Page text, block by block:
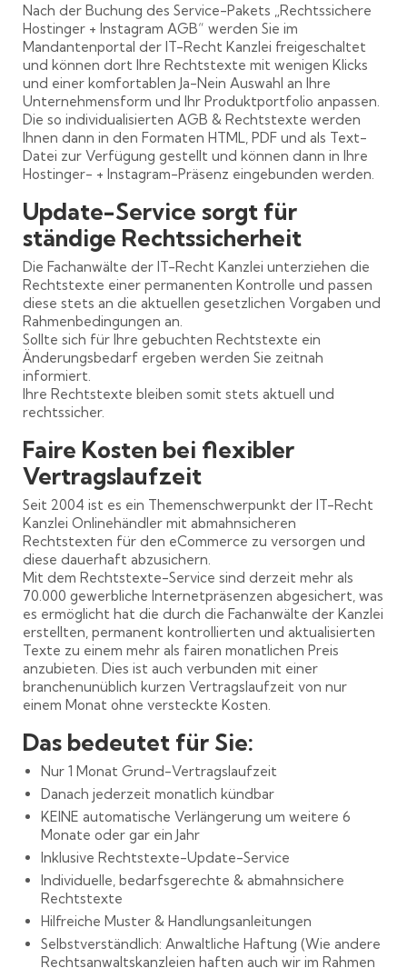
Nach der Buchung des Service-Pakets „Rechtssichere
Hostinger + Instagram AGB“ werden Sie im
Mandantenportal der IT-Recht Kanzlei freigeschaltet
und können dort Ihre Rechtstexte mit wenigen Klicks
und einer komfortablen Ja-Nein Auswahl an Ihre
Unternehmensform und Ihr Produktportfolio anpassen.
Die so individualisierten AGB & Rechtstexte werden
Ihnen dann in den Formaten HTML, PDF und als Text-
Datei zur Verfügung gestellt und können dann in Ihre
Hostinger- + Instagram-Präsenz eingebunden werden.
Update-Service sorgt für
ständige Rechtssicherheit
Die Fachanwälte der IT-Recht Kanzlei unterziehen die
Rechtstexte einer permanenten Kontrolle und passen
diese stets an die aktuellen gesetzlichen Vorgaben und
Rahmenbedingungen an.
Sollte sich für Ihre gebuchten Rechtstexte ein
Änderungsbedarf ergeben werden Sie zeitnah
informiert.
Ihre Rechtstexte bleiben somit stets aktuell und
rechtssicher.
Faire Kosten bei flexibler
Vertragslaufzeit
Seit 2004 ist es ein Themenschwerpunkt der IT-Recht
Kanzlei Onlinehändler mit abmahnsicheren
Rechtstexten für den eCommerce zu versorgen und
diese dauerhaft abzusichern.
Mit dem Rechtstexte-Service sind derzeit mehr als
70.000 gewerbliche Internetpräsenzen abgesichert, was
es ermöglicht hat die durch die Fachanwälte der Kanzlei
erstellten, permanent kontrollierten und aktualisierten
Texte zu einem mehr als fairen monatlichen Preis
anzubieten. Dies ist auch verbunden mit einer
branchenunüblich kurzen Vertragslaufzeit von nur
einem Monat ohne versteckte Kosten.
Das bedeutet für Sie:
Nur 1 Monat Grund-Vertragslaufzeit
Danach jederzeit monatlich kündbar
KEINE automatische Verlängerung um weitere 6
Monate oder gar ein Jahr
Inklusive Rechtstexte-Update-Service
Individuelle, bedarfsgerechte & abmahnsichere
Rechtstexte
Hilfreiche Muster & Handlungsanleitungen
Selbstverständlich: Anwaltliche Haftung (Wie andere
Rechtsanwaltskanzleien haften auch wir im Rahmen